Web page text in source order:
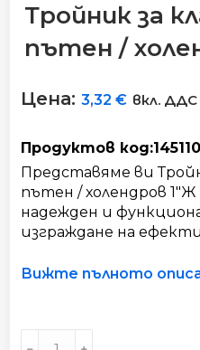
Тройник за
пътен /
Цена:3,32€ вкл. ДДС
Продуктов
Представяме ви
пътен / холендров 1"Ж
надежден и
изграждане на
Вижте пълното